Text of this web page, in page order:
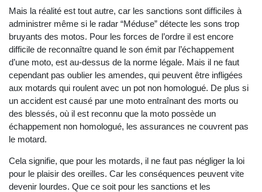
Mais la réalité est tout autre, car les sanctions sont difficiles à
administrer même si le radar “Méduse” détecte les sons trop
bruyants des motos. Pour les forces de l’ordre il est encore
difficile de reconnaître quand le son émit par l’échappement
d’une moto, est au-dessus de la norme légale. Mais il ne faut
cependant pas oublier les amendes, qui peuvent être infligées
aux motards qui roulent avec un pot non homologué. De plus si
un accident est causé par une moto entraînant des morts ou
des blessés, où il est reconnu que la moto possède un
échappement non homologué, les assurances ne couvrent pas
le motard.
Cela signifie, que pour les motards, il ne faut pas négliger la loi
pour le plaisir des oreilles. Car les conséquences peuvent vite
devenir lourdes. Que ce soit pour les sanctions et les